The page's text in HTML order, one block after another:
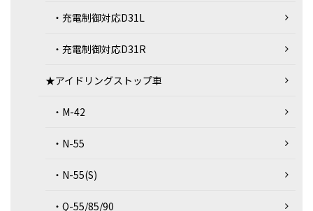
・充電制御対応D31L
・充電制御対応D31R
★アイドリングストップ車
・M-42
・N-55
・N-55(S)
・Q-55/85/90